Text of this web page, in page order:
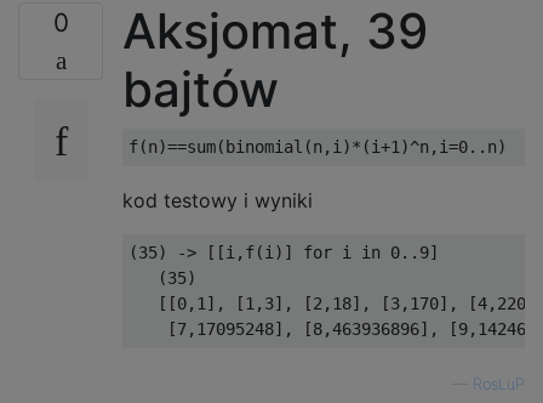
0
Aksjomat, 39
bajtów
kod testowy i wyniki
(35) -> [[i,f(i)] for i in 0..9]
   (35)
[[0,1], [1,3], [2,18], [3,170],
RosLuP